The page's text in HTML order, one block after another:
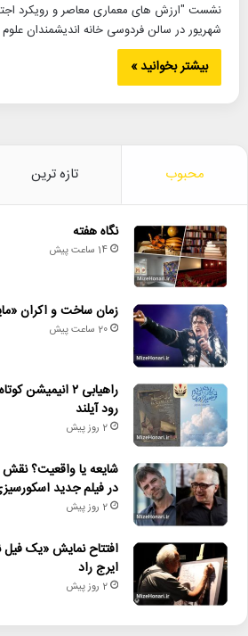
شهریور در سالن فردوسی خانه اندیشمندان علوم
بیشتر بخوانید »
محبوب تازه ترین
نگاه هفته
14 ساعت پیش
زمان ساخت و اکران «مایکل ۲»
20 ساعت پیش
راهیابی ۲
رود آیلند
2 روز پیش
شایعه یا واقعیت؟
در فیلم جدید
2 روز پیش
افتتاح نمایش «یک
ایرج راد
2 روز پیش